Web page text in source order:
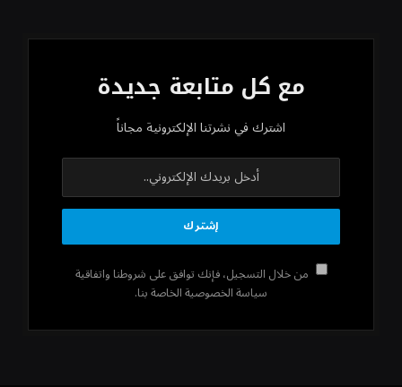
مع كل متابعة جديدة
اشترك في نشرتنا الإلكترونية مجاناً
من خلال التسجيل، فإنك توافق على شروطنا واتفاقية
سياسة الخصوصية الخاصة بنا.